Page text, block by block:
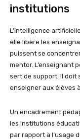
institutions
L’intelligence
elle libère les
puissent se
mentor. L’enseignant
sert de support. Il doit
enseigner aux élèves
Un encadrement
les institutions
par rapport à l’usage